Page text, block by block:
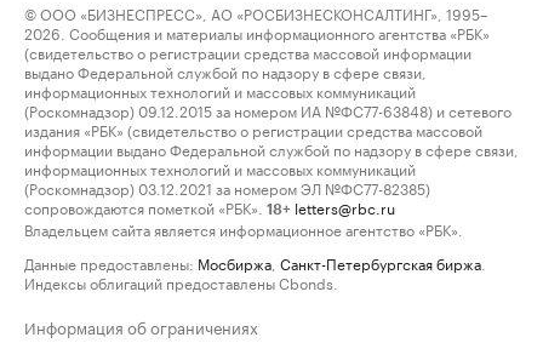
© ООО «БИЗНЕСПРЕСС», АО «РОСБИЗНЕСКОНСАЛТИНГ», 1995–
2026. Сообщения и материалы информационного агентства «РБК»
(свидетельство о регистрации средства массовой информации
выдано Федеральной службой по надзору в сфере связи,
информационных технологий и массовых коммуникаций
(Роскомнадзор) 09.12.2015 за номером ИА №ФС77-63848) и сетевого
издания «РБК» (свидетельство о регистрации средства массовой
информации выдано Федеральной службой по надзору в сфере связи,
информационных технологий и массовых коммуникаций
(Роскомнадзор) 03.12.2021 за номером ЭЛ №ФС77-82385)
сопровождаются пометкой «РБК».
18+ letters@rbc.ru
Владельцем сайта является информационное агентство «РБК».
Данные предоставлены: Мосбиржа Санкт-Петербургская биржа
Индексы облигаций предоставлены Cbonds.
Информация об ограничениях